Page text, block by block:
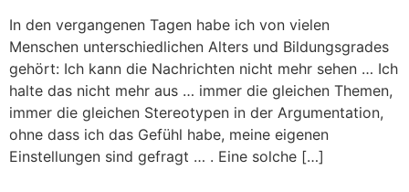
In den vergangenen Tagen habe ich von vielen
Menschen unterschiedlichen Alters und Bildungsgrades
gehört: Ich kann die Nachrichten nicht mehr sehen … Ich
halte das nicht mehr aus … immer die gleichen Themen,
immer die gleichen Stereotypen in der Argumentation,
ohne dass ich das Gefühl habe, meine eigenen
Einstellungen sind gefragt … . Eine solche […]